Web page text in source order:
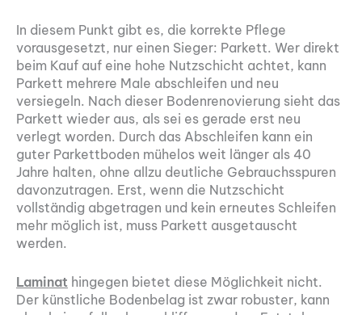
In diesem Punkt gibt es, die korrekte Pflege
vorausgesetzt, nur einen Sieger: Parkett. Wer direkt
beim Kauf auf eine hohe Nutzschicht achtet, kann
Parkett mehrere Male abschleifen und neu
versiegeln. Nach dieser Bodenrenovierung sieht das
Parkett wieder aus, als sei es gerade erst neu
verlegt worden. Durch das Abschleifen kann ein
guter Parkettboden mühelos weit länger als 40
Jahre halten, ohne allzu deutliche Gebrauchsspuren
davonzutragen. Erst, wenn die Nutzschicht
vollständig abgetragen und kein erneutes Schleifen
mehr möglich ist, muss Parkett ausgetauscht
werden.
Laminat hingegen bietet diese Möglichkeit nicht.
Der künstliche Bodenbelag ist zwar robuster, kann